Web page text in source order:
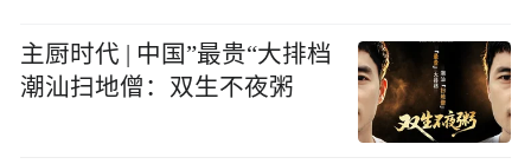
主厨时代 | 中国”最贵“大排档
潮汕扫地僧：双生不夜粥